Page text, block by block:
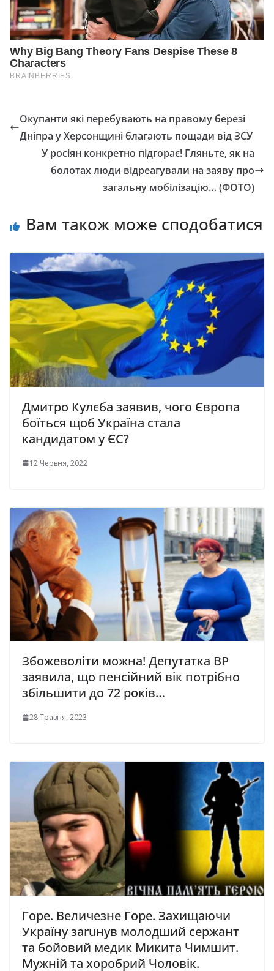
Окупанти які перебувають на правому березі
Дніпра у Херсонщині благають пощади від ЗСУ
У росіян конкретно підгорає! Гляньте, як на
болотах люди відреагували на заяву про
загальну мобілізацію… (ФОТО)
Вам також може сподобатися
Дмитро Кулєба заявив, чого Європа
боїться щоб Україна стала
кандидатом у ЄС?
12 Червня, 2022
Збожеволіти можна! Депутатка ВР
заявила, що пенсійний вік потрібно
збільшити до 72 років…
28 Травня, 2023
Горе. Величезне Горе. Захищаючи
Україну заruнув молодший сержант
та бойовий медик Микита Чимшит.
Мужній та хоробрий Чоловік.